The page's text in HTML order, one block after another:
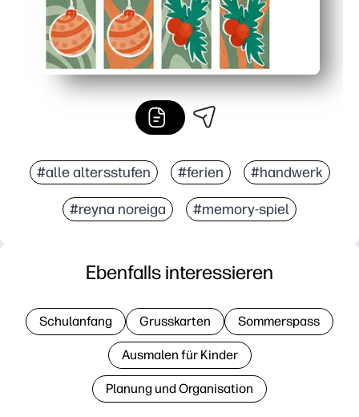
#alle altersstufen #ferien #handwerk
#reyna noreiga #memory-spiel
Ebenfalls interessieren
Schulanfang Grusskarten Sommerspass
Ausmalen für Kinder
Planung und Organisation